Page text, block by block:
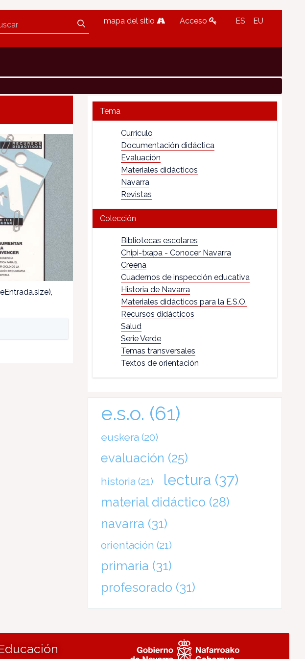
mapa del sitio Acceso ES EU
Tema
Currículo
Documentación didáctica
Evaluación
Materiales didácticos
Navarra
Revistas
Colección
Bibliotecas escolares
Chipi-txapa - Conocer Navarra
Creena
Cuadernos de inspección educativa
Historia de Navarra
Materiales didácticos para la E.S.O.
Recursos didácticos
Salud
Serie Verde
Temas transversales
Textos de orientación
e.s.o. (61)
euskera (20)
evaluación (25)
historia (21) lectura (37)
material didáctico (28)
navarra (31)
orientación (21)
primaria (31)
profesorado (31)